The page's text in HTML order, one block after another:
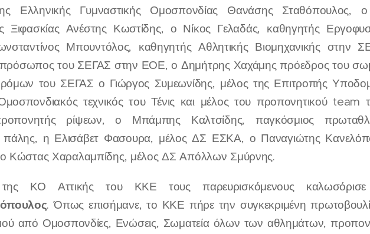
Ελληνικής Γυμναστικής Ομοσπονδίας Θανάσης Σταθόπουλος, ο
Ξιφασκίας Ανέστης Κωστίδης, ο Νίκος Γελαδάς, καθηγητής
Μπουντόλος, καθηγητής Αθλητικής Βιομηχανικής
του ΣΕΓΑΣ στην ΕΟΕ, ο Δημήτρης Χαχάμης πρόεδρος του
του ΣΕΓΑΣ ο Γιώργος Συμεωνίδης, μέλος της Επιτροπής
τεχνικός του Τένις και μέλος του προπονητικού
ρίψεων, ο Μπάμπης Καλτσίδης, παγκόσμιος
η Ελισάβετ Φασουρα, μέλος ΔΣ ΕΣΚΑ, ο Παναγιώτης
ο Κώστας Χαραλαμπίδης, μέλος ΔΣ Απόλλων Σμύρνης.
ΚΟ Αττικής του ΚΚΕ τους παρευρισκόμενους
. Όπως επισήμανε, το ΚΚΕ πήρε την συγκεκριμένη
από Ομοσπονδίες, Ενώσεις, Σωματεία όλων των αθλημάτων,